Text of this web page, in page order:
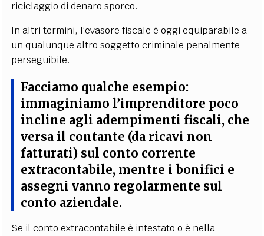
riciclaggio di denaro sporco.
In altri termini, l’evasore fiscale è oggi equiparabile a
un qualunque altro soggetto criminale penalmente
perseguibile.
Facciamo qualche esempio:
immaginiamo l’imprenditore poco
incline agli adempimenti fiscali, che
versa il contante (da ricavi non
fatturati) sul conto corrente
extracontabile, mentre i bonifici e
assegni vanno regolarmente sul
conto aziendale.
Se il conto extracontabile è intestato o è nella